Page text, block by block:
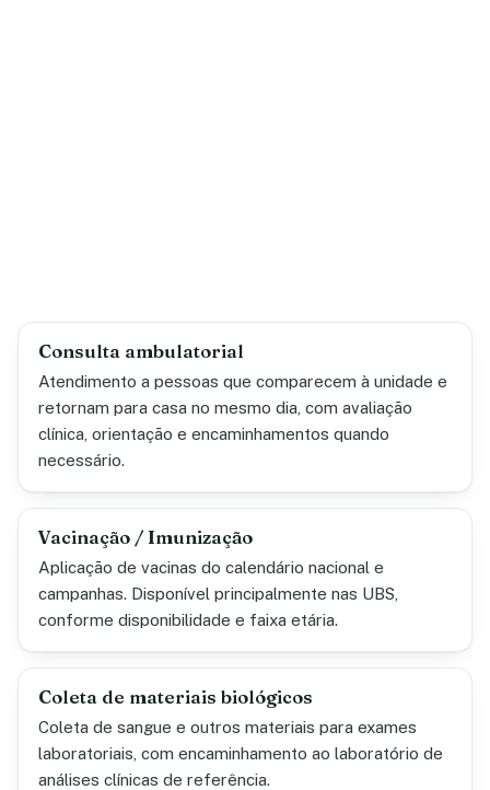
Consulta ambulatorial
Atendimento a pessoas que comparecem à unidade e
retornam para casa no mesmo dia, com avaliação
clínica, orientação e encaminhamentos quando
necessário.
Vacinação / Imunização
Aplicação de vacinas do calendário nacional e
campanhas. Disponível principalmente nas UBS,
conforme disponibilidade e faixa etária.
Coleta de materiais biológicos
Coleta de sangue e outros materiais para exames
laboratoriais, com encaminhamento ao laboratório de
análises clínicas de referência.